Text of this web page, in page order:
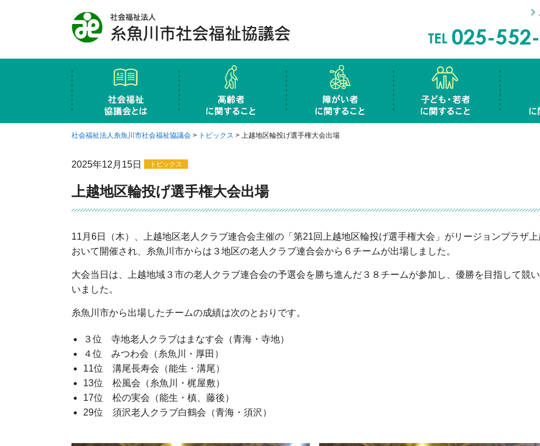
社会福祉協議会とは
概要
地区社協・支部社協
社会福祉協議会の財源
社会福祉協議会の案内図
高齢者に関すること
ふれあい･いきいきサロン
小地域ネットワーク事業
権利擁護事業
老人クラブ連合会
生活福祉資金貸付
介護センターにじ
障害者に関すること
権利擁護事業
生活福祉資金貸付
子ども
社会福祉法人糸魚川市社会福祉協議会 > トピックス > 上越地区輪投げ選手権大会出場
2025年12月15日 トピックス
上越地区輪投げ選手権大会出場
11月6日（木）、上越地区老人クラブ連合会主催の「第21回上越地区輪投げ選手権大会」がリージョンプラザ上
おいて開催され、糸魚川市からは３地区の老人クラブ連合会から６チームが出場しました。
大会当日は、上越地域３市の老人クラブ連合会の予選会を勝ち進んだ３８チームが参加し、優勝を目指して競
いました。
糸魚川市から出場したチームの成績は次のとおりです。
３位 寺地老人クラブはまなす会（青海・寺地）
４位 みつわ会（糸魚川・厚田）
11位 溝尾長寿会（能生・溝尾）
13位 松風会（糸魚川・梶屋敷）
17位 松の実会（能生・槙、藤後）
29位 須沢老人クラブ白鶴会（青海・須沢）